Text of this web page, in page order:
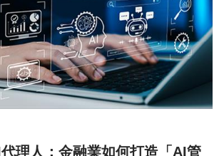
理人：金融業如何打造「AI管